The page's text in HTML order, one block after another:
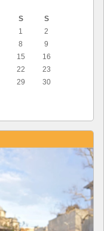
S
S
1
2
8
9
15
16
22
23
29
30